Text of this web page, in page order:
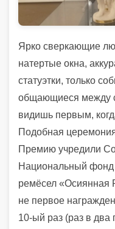
Ярко сверкающие
натертые окна,
статуэтки, только
общающиеся между
видишь первым,
Подобная
Премию учредили
Национальный фонд
ремёсел «Осиянная
не первое
10-ый раз (раз в два